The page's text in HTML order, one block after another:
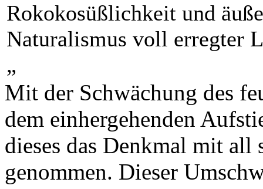
Rokokosüßlichkeit und
Naturalismus voll erregter
„
Mit der Schwächung des
dem einhergehenden
dieses das Denkmal mit
genommen. Dieser